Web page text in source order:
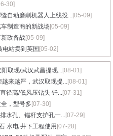
30]
自动磨削机器人上线投...[05-09]
制造商的新战场 [05-09]
政备战[05-09]
电站卖到英国 [05-02]
取现/武汉武昌提现...[08-01]
来越严，武汉取现提...[08-01]
径高/低风压钻头 钎...[07-31]
，型号多 [07-30]
水孔、锚杆支护孔一...[07-29]
水电 井下工程使用 [07-28]